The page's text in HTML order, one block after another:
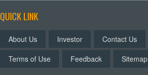
QUICK LINK
About Us Investor Contact Us
Terms of Use
Feedback Sitemap